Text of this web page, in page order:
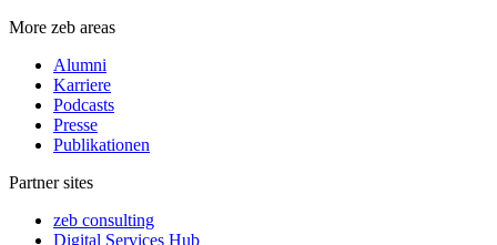
More zeb areas
Alumni
Karriere
Podcasts
Presse
Publikationen
Partner sites
zeb consulting
Digital Services Hub